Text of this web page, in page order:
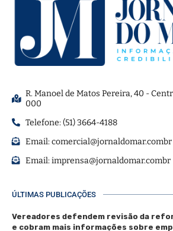
R. Manoel de Matos Pereira, 40 -
000
Telefone: (51) 3664-4188
Email:comercial@jornaldomar.combr
Email:imprensa@jornaldomar.combr
ÚLTIMAS PUBLICAÇÕES
Vereadores defendem revisão da
e cobram mais informações sobre